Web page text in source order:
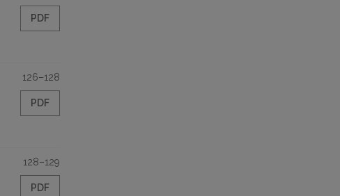
PDF
126–128
PDF
128–129
PDF